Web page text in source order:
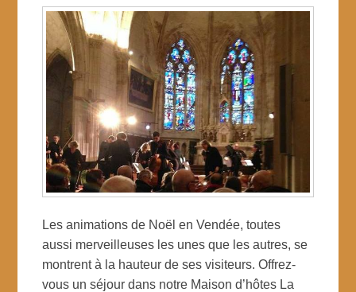
Les animations de Noël en Vendée, toutes
aussi merveilleuses les unes que les autres, se
montrent à la hauteur de ses visiteurs. Offrez-
vous un séjour dans notre Maison d’hôtes La